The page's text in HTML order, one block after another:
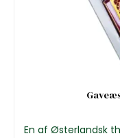
En af Østerlandsk